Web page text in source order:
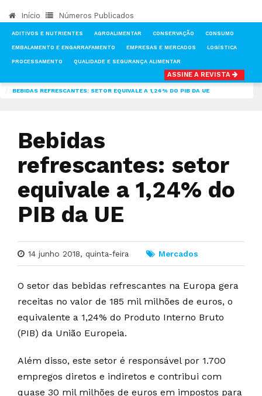
Início Números Publicados
ADITIVOS E NUTRIENTES AGROALIMENTAR CONSERVAÇÃO CONSUMO
EMBALAMENTO E ENGARRAFAMENTO EMPRESAS E MERCADOS LOGÍSTICA
PROCESSAMENTO QUALIDADE E SEGURANÇA ALIMENTAR
ASSINE A REVISTA
BEBIDAS REFRESCANTES: SETOR EQUIVALE A 1,24% DO PIB DA UE
Bebidas
refrescantes: setor
equivale a 1,24% do
PIB da UE
14 junho 2018, quinta-feira Mercados
O setor das bebidas refrescantes na Europa gera
receitas no valor de 185 mil milhões de euros, o
equivalente a 1,24% do Produto Interno Bruto
(PIB) da União Europeia.
Além disso, este setor é responsável por 1.700
empregos diretos e indiretos e contribui com
quase 30 mil milhões de euros em impostos para